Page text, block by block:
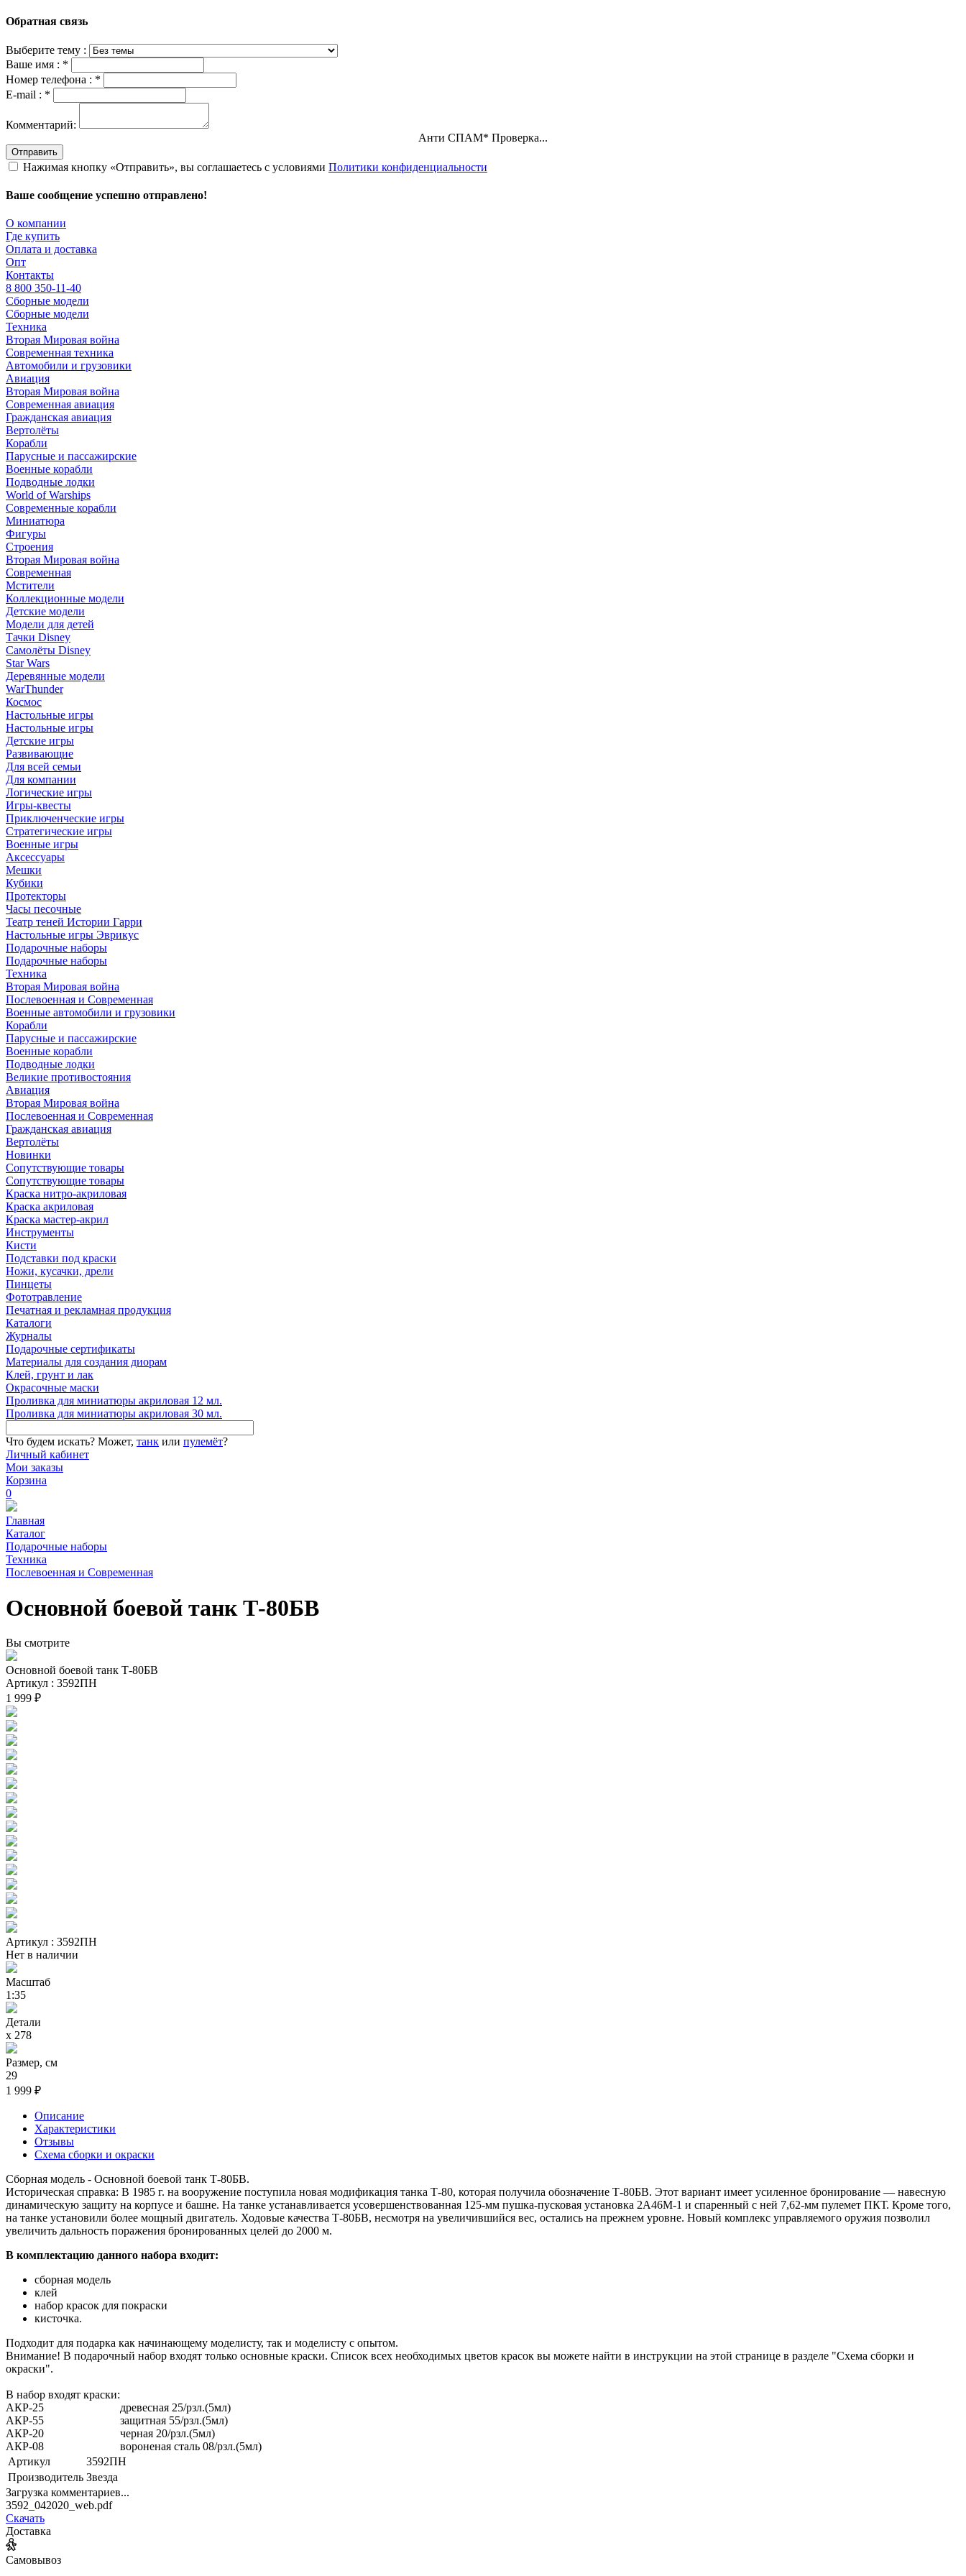
Обратная связь
Выберите тему :
Ваше имя : *
Номер телефона : *
E-mail : *
Комментарий:
Анти СПАМ* Проверка...
Отправить
Нажимая кнопку «Отправить», вы соглашаетесь с условиями Политики конфиденциальности
Ваше сообщение успешно отправлено!
О компании
Где купить
Оплата и доставка
Опт
Контакты
8 800 350-11-40
Сборные модели
Сборные модели
Техника
Вторая Мировая война
Современная техника
Автомобили и грузовики
Авиация
Вторая Мировая война
Современная авиация
Гражданская авиация
Вертолёты
Корабли
Парусные и пассажирские
Военные корабли
Подводные лодки
World of Warships
Современные корабли
Миниатюра
Фигуры
Строения
Вторая Мировая война
Современная
Мстители
Коллекционные модели
Детские модели
Модели для детей
Тачки Disney
Самолёты Disney
Star Wars
Деревянные модели
WarThunder
Космос
Настольные игры
Настольные игры
Детские игры
Развивающие
Для всей семьи
Для компании
Логические игры
Игры-квесты
Приключенческие игры
Стратегические игры
Военные игры
Аксессуары
Мешки
Кубики
Протекторы
Часы песочные
Театр теней Истории Гарри
Настольные игры Эврикус
Подарочные наборы
Подарочные наборы
Техника
Вторая Мировая война
Послевоенная и Современная
Военные автомобили и грузовики
Корабли
Парусные и пассажирские
Военные корабли
Подводные лодки
Великие противостояния
Авиация
Вторая Мировая война
Послевоенная и Современная
Гражданская авиация
Вертолёты
Новинки
Сопутствующие товары
Сопутствующие товары
Краска нитро-акриловая
Краска акриловая
Краска мастер-акрил
Инструменты
Кисти
Подставки под краски
Ножи, кусачки, дрели
Пинцеты
Фототравление
Печатная и рекламная продукция
Каталоги
Журналы
Подарочные сертификаты
Материалы для создания диорам
Клей, грунт и лак
Окрасочные маски
Проливка для миниатюры акриловая 12 мл.
Проливка для миниатюры акриловая 30 мл.
Что будем искать? Может, танк или пулемёт?
Личный кабинет
Мои заказы
Корзина
0
Главная
Каталог
Подарочные наборы
Техника
Послевоенная и Современная
Основной боевой танк Т-80БВ
Вы смотрите
Основной боевой танк Т-80БВ
Артикул : 3592ПН
1 999 ₽
Артикул : 3592ПН
Нет в наличии
Масштаб
1:35
Детали
х 278
Размер, см
29
1 999 ₽
Описание
Характеристики
Отзывы
Схема сборки и окраски
Сборная модель - Основной боевой танк Т-80БВ.
Историческая справка: В 1985 г. на вооружение поступила новая модификация танка Т-80, которая получила обозначение Т-80БВ. Этот вариант имеет усиленное бронирование — навесную
динамическую защиту на корпусе и башне. На танке устанавливается усовершенствованная 125-мм пушка-пусковая установка 2А46М-1 и спаренный с ней 7,62-мм пулемет ПКТ. Кроме того,
на танке установили более мощный двигатель. Ходовые качества Т-80БВ, несмотря на увеличившийся вес, остались на прежнем уровне. Новый комплекс управляемого оружия позволил
увеличить дальность поражения бронированных целей до 2000 м.
В комплектацию данного набора входит:
сборная модель
клей
набор красок для покраски
кисточка.
Подходит для подарка как начинающему моделисту, так и моделисту с опытом.
Внимание! В подарочный набор входят только основные краски. Список всех необходимых цветов красок вы можете найти в инструкции на этой странице в разделе "Схема сборки и
окраски".
В набор входят краски:
АКР-25
древесная 25/рзл.(5мл)
АКР-55
защитная 55/рзл.(5мл)
АКР-20
черная 20/рзл.(5мл)
АКР-08
вороненая сталь 08/рзл.(5мл)
Артикул
3592ПН
Производитель Звезда
Загрузка комментариев...
3592_042020_web.pdf
Скачать
Доставка
Самовывоз